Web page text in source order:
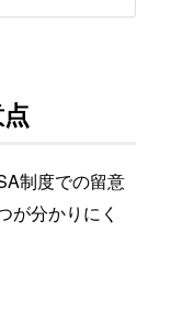
制度での留意
が分かりにく